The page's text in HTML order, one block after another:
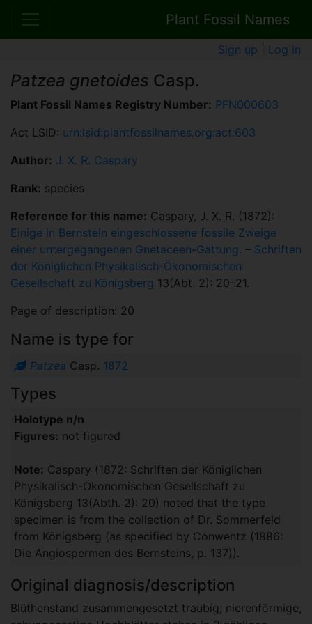
Plant Fossil Names
Sign up Log in
Patzea gnetoides Casp.
Plant Fossil Names Registry Number: PFN000603
Act LSID: urn:lsid:plantfossilnames.org:act:603
Author: J. X. R. Caspary
Rank: species
Reference for this name: Caspary, J. X. R. (1872):
Einige in Bernstein eingeschlossene fossile Zweige
einer untergegangenen Gnetaceen-Gattung. – Schriften
der Königlichen Physikalisch-Ökonomischen
Gesellschaft zu Königsberg 13(Abt. 2): 20–21.
Page of description: 20
Name is type for
Patzea Casp. 1872
Types
Holotype n/n
Figures: not figured
Note: Caspary (1872: Schriften der Königlichen
Physikalisch-Ökonomischen Gesellschaft zu
Königsberg 13(Abth. 2): 20) noted that the type
specimen is from the collection of Dr. Sommerfeld
from Königsberg (as specified by Conwentz (1886:
Die Angiospermen des Bernsteins, p. 137)).
Original diagnosis/description
Blüthenstand zusammengesetzt traubig; nierenförmige,